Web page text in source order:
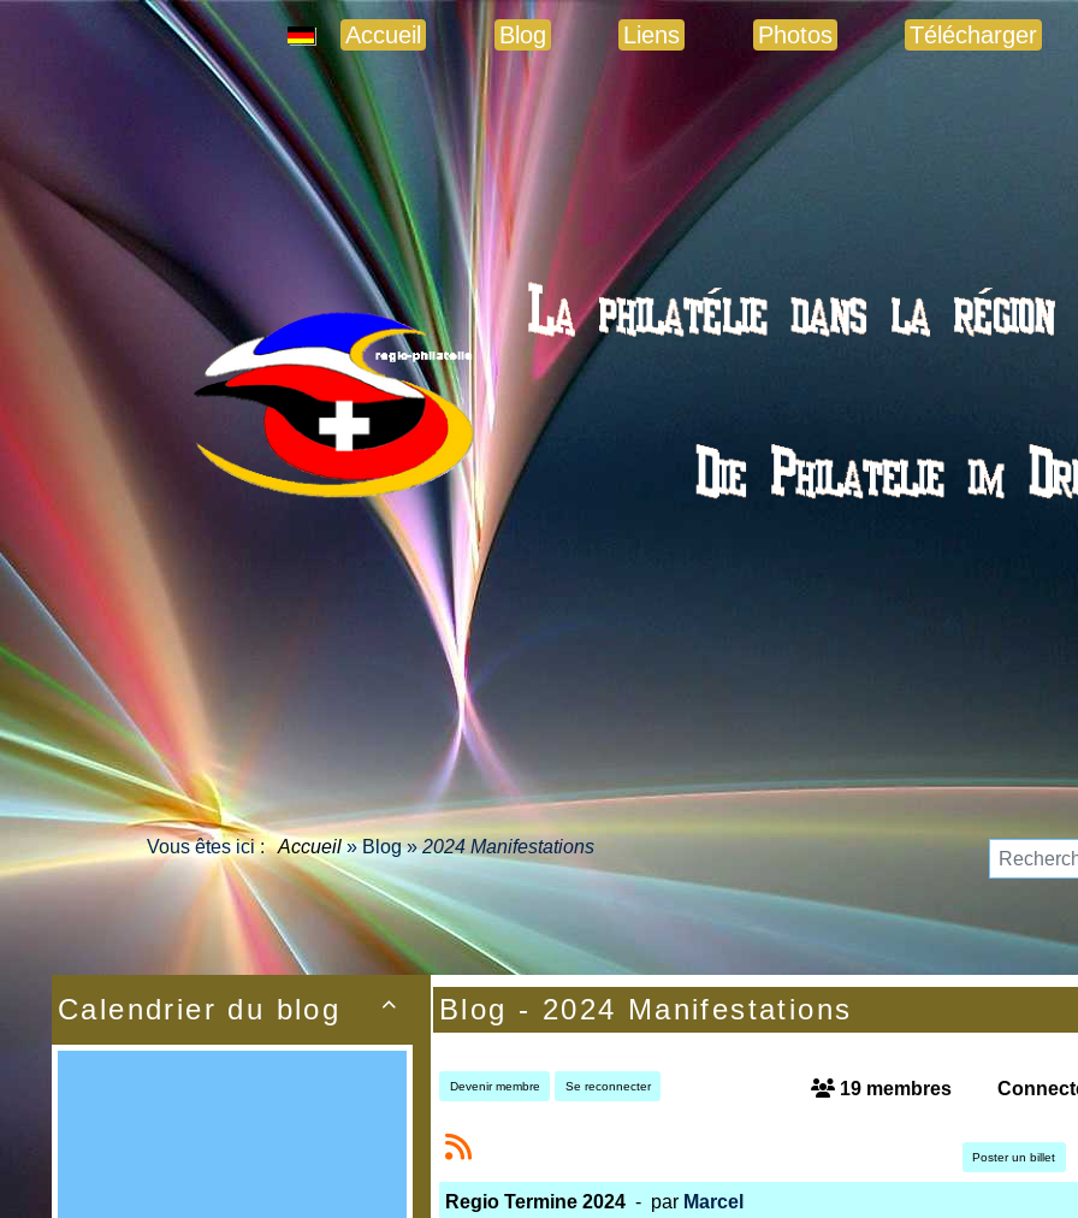
Accueil Blog Liens Photos Télécharger
Vous êtes ici :Accueil»Blog»2024 Manifestations

Calendrier du blog Blog - 2024 Manifestations
Devenir membre Se reconnecter 19 membres
Poster un billet
Regio Termine 2024 - par Marcel